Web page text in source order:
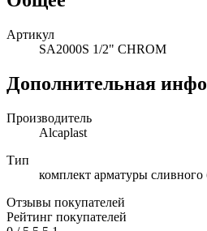
Артикул
SA2000S 1/2" CHROM
Дополнительная
Производитель
Alcaplast
Тип
комплект арматуры сливного
Отзывы покупателей
Рейтинг покупателей